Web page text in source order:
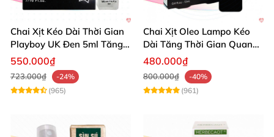
Chai Xịt Kéo Dài Thời Gian
Playboy UK Đen 5ml Tăng
Khoái Cảm
550.000₫
723.000₫
-24%
(965)
Chai Xịt Oleo Lampo Kéo
Dài Tăng Thời Gian Quan
Hệ Chính Hãng
480.000₫
800.000₫
-40%
(961)